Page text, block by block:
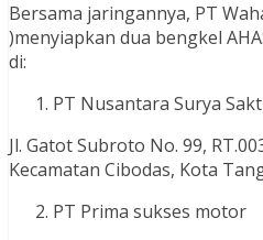
Bersama jaringannya, PT
)menyiapkan dua bengkel
di:
PT Nusantara Surya
Jl. Gatot Subroto No. 99,
Kecamatan Cibodas, Kota
PT Prima sukses motor